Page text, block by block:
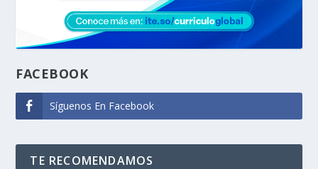
FACEBOOK
Síguenos En Facebook
TE RECOMENDAMOS